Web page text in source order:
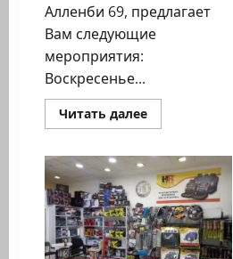
Алленби 69, предлагает
Вам следующие
мероприятия:
Воскресенье...
Читать далееПрочитать
больше
независимой
жизни.
Мероприятия
29/10-
2/11